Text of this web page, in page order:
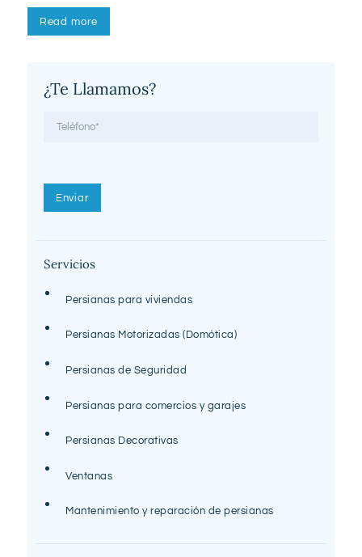
Read more
¿Te Llamamos?
Servicios
Persianas para viviendas
Persianas Motorizadas (Domótica)
Persianas de Seguridad
Persianas para comercios y garajes
Persianas Decorativas
Ventanas
Mantenimiento y reparación de persianas